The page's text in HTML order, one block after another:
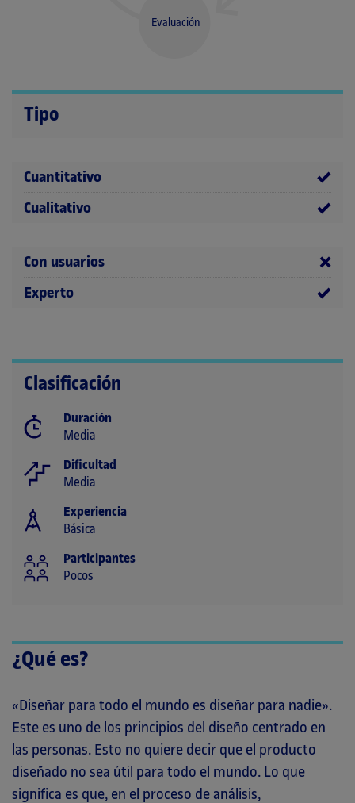
Evaluación
Tipo
Cuantitativo
Cualitativo
Con usuarios
Experto
Clasificación
Duración
Media
Dificultad
Media
Experiencia
Básica
Participantes
Pocos
¿Qué es?
«Diseñar para todo el mundo es diseñar para nadie».
Este es uno de los principios del diseño centrado en
las personas. Esto no quiere decir que el producto
diseñado no sea útil para todo el mundo. Lo que
significa es que, en el proceso de análisis,